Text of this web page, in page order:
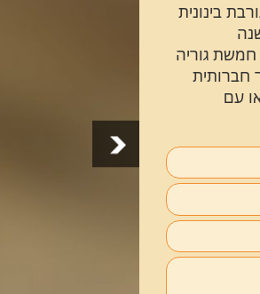
בינונית
חמשת גוריה
חברותית
עם